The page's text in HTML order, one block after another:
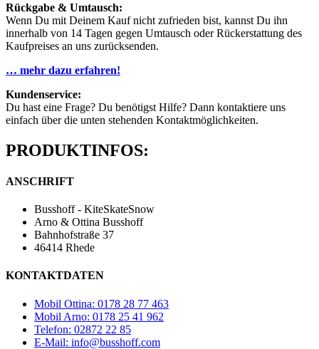
Rückgabe & Umtausch:
Wenn Du mit Deinem Kauf nicht zufrieden bist, kannst Du ihn
innerhalb von 14 Tagen gegen Umtausch oder Rückerstattung des
Kaufpreises an uns zurücksenden.
… mehr dazu erfahren!
Kundenservice:
Du hast eine Frage? Du benötigst Hilfe? Dann kontaktiere uns
einfach über die unten stehenden Kontaktmöglichkeiten.
PRODUKTINFOS:
ANSCHRIFT
Busshoff - KiteSkateSnow
Arno & Ottina Busshoff
Bahnhofstraße 37
46414 Rhede
KONTAKTDATEN
Mobil Ottina: 0178 28 77 463
Mobil Arno: 0178 25 41 962
Telefon: 02872 22 85
E-Mail: info@busshoff.com